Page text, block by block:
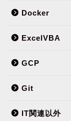
Docker
ExcelVBA
GCP
Git
IT関連以外